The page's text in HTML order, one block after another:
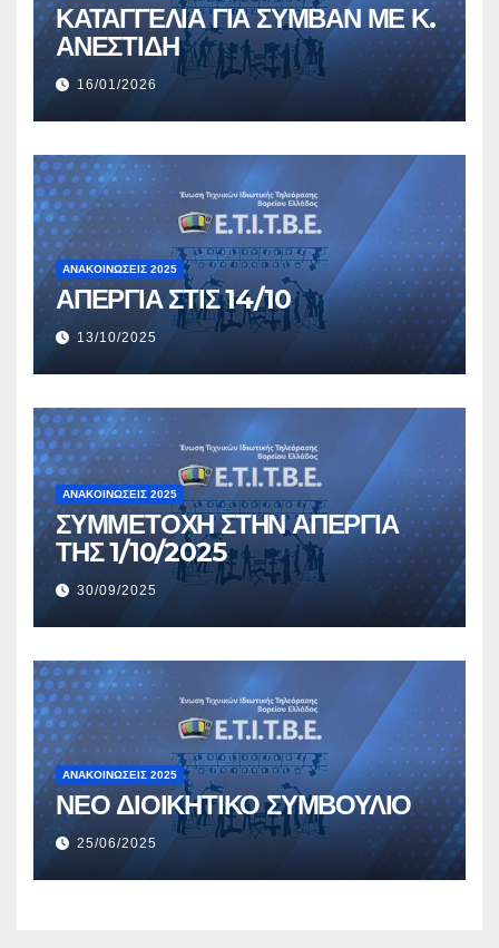
ΚΑΤΑΓΓΕΛΙΑ ΓΙΑ ΣΥΜΒΑΝ ΜΕ Κ.
ΑΝΕΣΤΙΔΗ
16/01/2026
ΑΝΑΚΟΙΝΏΣΕΙΣ 2025
ΑΠΕΡΓΙΑ ΣΤΙΣ 14/10
13/10/2025
ΑΝΑΚΟΙΝΏΣΕΙΣ 2025
ΣΥΜΜΕΤΟΧΗ ΣΤΗΝ ΑΠΕΡΓΙΑ
ΤΗΣ 1/10/2025
30/09/2025
ΑΝΑΚΟΙΝΏΣΕΙΣ 2025
ΝΕΟ ΔΙΟΙΚΗΤΙΚΟ ΣΥΜΒΟΥΛΙΟ
25/06/2025